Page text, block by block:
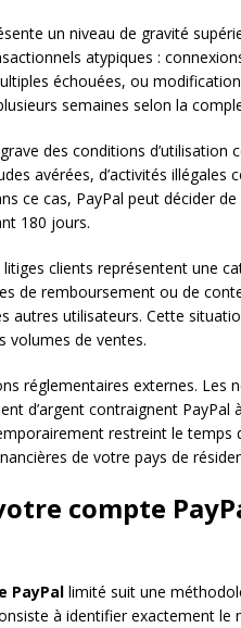
un niveau de gravité
atypiques :
échouées, ou
semaines selon la
des conditions d’utilisation
avérées, d’activités illégales
ce cas, PayPal peut décider
180 jours.
clients représentent une
de remboursement ou de
autres utilisateurs. Cette
volumes de ventes.
réglementaires externes. Les
d’argent contraignent PayPal
restreint le temps
de votre pays de
compte
PayPal limité suit une
à identifier exactement